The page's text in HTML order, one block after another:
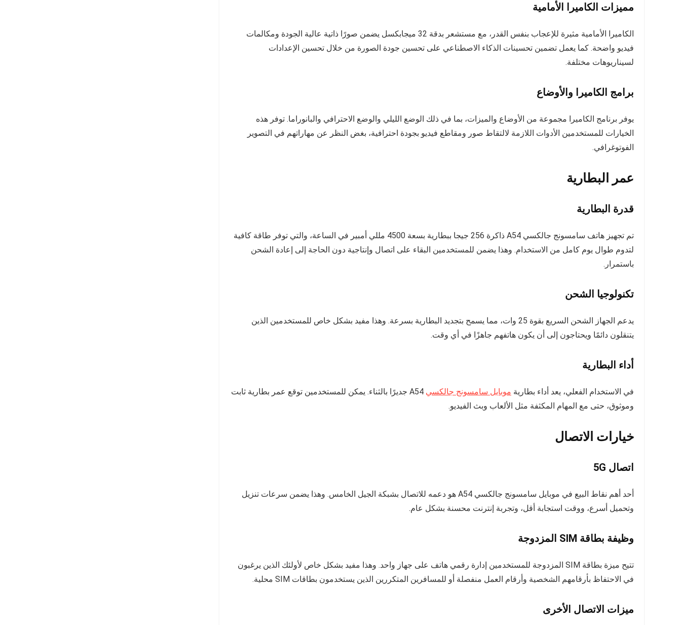
مميزات الكاميرا الأمامية
الكاميرا الأمامية مثيرة للإعجاب بنفس القدر، مع مستشعر بدقة 32 ميجابكسل يضمن صورًا ذاتية عالية الجودة ومكالمات
فيديو واضحة. كما يعمل تضمين تحسينات الذكاء الاصطناعي على تحسين جودة الصورة من خلال تحسين الإعدادات
لسيناريوهات مختلفة.
برامج الكاميرا والأوضاع
يوفر برنامج الكاميرا مجموعة من الأوضاع والميزات، بما في ذلك الوضع الليلي والوضع الاحترافي والبانوراما. توفر هذه
الخيارات للمستخدمين الأدوات اللازمة لالتقاط صور ومقاطع فيديو بجودة احترافية، بغض النظر عن مهاراتهم في التصوير
الفوتوغرافي.
عمر البطارية
قدرة البطارية
تم تجهيز هاتف سامسونج جالكسي A54 ذاكرة 256 جيجا ببطارية بسعة 4500 مللي أمبير في الساعة، والتي توفر طاقة كافية
لتدوم طوال يوم كامل من الاستخدام. وهذا يضمن للمستخدمين البقاء على اتصال وإنتاجية دون الحاجة إلى إعادة الشحن
باستمرار.
تكنولوجيا الشحن
يدعم الجهاز الشحن السريع بقوة 25 وات، مما يسمح بتجديد البطارية بسرعة. وهذا مفيد بشكل خاص للمستخدمين الذين
يتنقلون دائمًا ويحتاجون إلى أن يكون هاتفهم جاهزًا في أي وقت.
أداء البطارية
في الاستخدام الفعلي، يعد أداء بطارية موبايل سامسونج جالكسي
A54 جديرًا بالثناء. يمكن للمستخدمين توقع عمر بطارية ثابت
وموثوق، حتى مع المهام المكثفة مثل الألعاب وبث الفيديو.
خيارات الاتصال
اتصال 5G
أحد أهم نقاط البيع في موبايل سامسونج جالكسي A54 هو دعمه للاتصال بشبكة الجيل الخامس. وهذا يضمن سرعات تنزيل
وتحميل أسرع، ووقت استجابة أقل، وتجربة إنترنت محسنة بشكل عام.
وظيفة بطاقة SIM المزدوجة
تتيح ميزة بطاقة SIM المزدوجة للمستخدمين إدارة رقمي هاتف على جهاز واحد. وهذا مفيد بشكل خاص لأولئك الذين يرغبون
في الاحتفاظ بأرقامهم الشخصية وأرقام العمل منفصلة أو للمسافرين المتكررين الذين يستخدمون بطاقات SIM محلية.
ميزات الاتصال الأخرى